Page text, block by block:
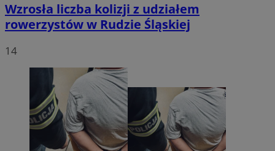
Wzrosła liczba kolizji z udziałem
rowerzystów w Rudzie Śląskiej
14